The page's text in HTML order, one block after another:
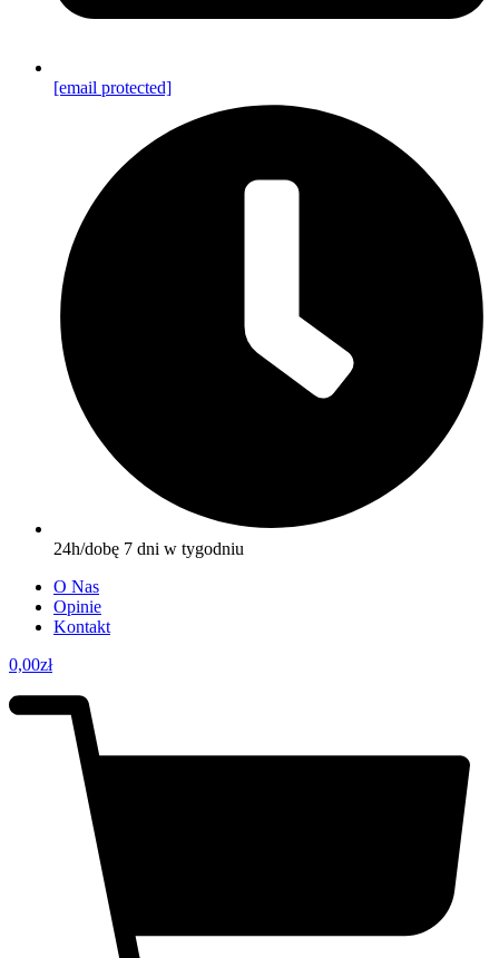
[email protected]
24h/dobę 7 dni w tygodniu
O Nas
Opinie
Kontakt
0,00zł